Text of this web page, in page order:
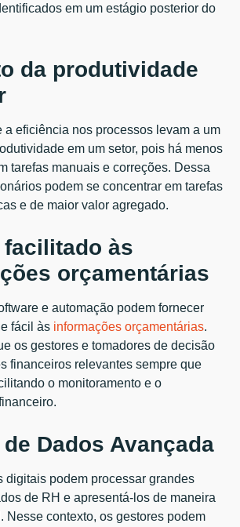
em um estágio posterior do
da produtividade
a eficiência nos processos levam a um
em um setor, pois há menos
tarefas manuais e correções. Dessa
podem se concentrar em tarefas
e de maior valor agregado.
às
orçamentárias
e automação podem fornecer
fácil às informações orçamentárias.
os gestores e tomadores de decisão
financeiros relevantes sempre que
o monitoramento e o
Dados Avançada
digitais podem processar grandes
de RH e apresentá-los de maneira
Nesse contexto, os gestores podem